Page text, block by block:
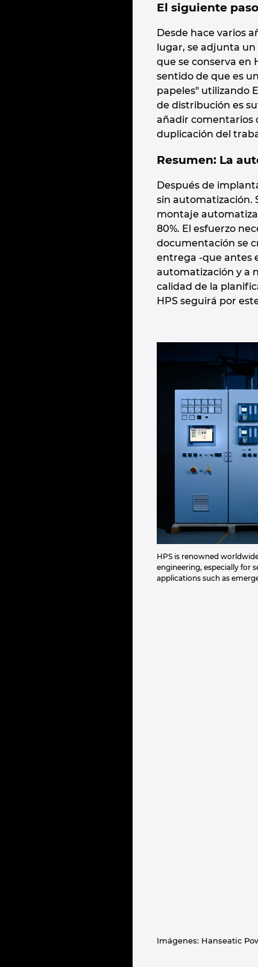
El siguiente
Desde hace varios
lugar, se adjunta
que se conserva en
sentido de que es
papeles" utilizando
de distribución es
añadir comentarios
duplicación del
Resumen: La
Después de
sin automatización.
montaje
80%. El esfuerzo
documentación se
entrega -que antes
automatización y a
calidad de la
HPS seguirá por
HPS is renowned
engineering, especially for
applications such as
Imágenes: Hanseatic